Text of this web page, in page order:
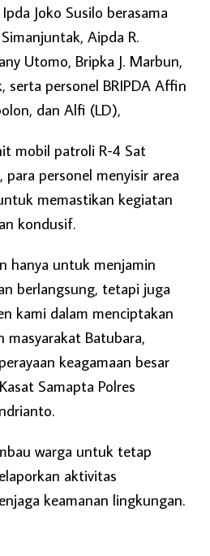
Joko Susilo berasama
Aipda R.
Utomo, Bripka J. Marbun,
serta personel BRIPDA Affin
dan Alfi (LD),
mobil patroli R-4 Sat
personel menyisir area
memastikan kegiatan
kondusif.
hanya untuk menjamin
berlangsung, tetapi juga
kami dalam menciptakan
masyarakat Batubara,
keagamaan besar
Samapta Polres
warga untuk tetap
aktivitas
keamanan lingkungan.